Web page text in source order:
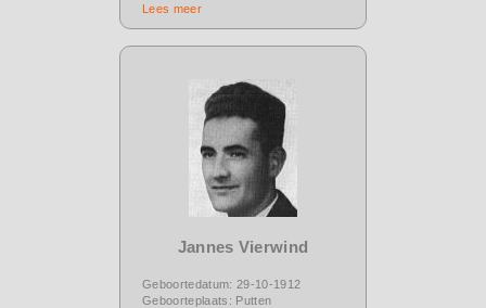
Lees meer
Jannes Vierwind
Geboortedatum: 29-10-1912
Geboorteplaats: Putten